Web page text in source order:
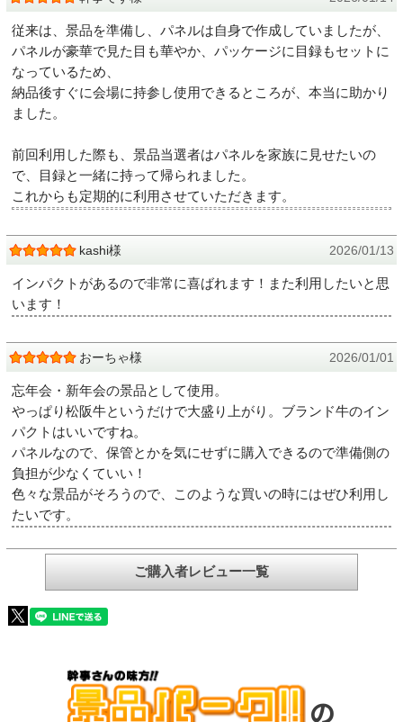
従来は、景品を準備し、パネルは自身で作成していましたが、
パネルが豪華で見た目も華やか、パッケージに目録もセットに
なっているため、
納品後すぐに会場に持参し使用できるところが、本当に助かり
ました。
前回利用した際も、景品当選者はパネルを家族に見せたいの
で、目録と一緒に持って帰られました。
これからも定期的に利用させていただきます。
kashi様 2026/01/13
インパクトがあるので非常に喜ばれます！また利用したいと思
います！
おーちゃ様 2026/01/01
忘年会・新年会の景品として使用。
やっぱり松阪牛というだけで大盛り上がり。ブランド牛のイン
パクトはいいですね。
パネルなので、保管とかを気にせずに購入できるので準備側の
負担が少なくていい！
色々な景品がそろうので、このような買いの時にはぜひ利用し
たいです。
ご購入者レビュー一覧
の